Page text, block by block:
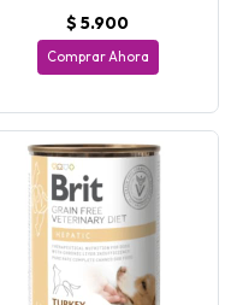
$ 5.900
Comprar Ahora